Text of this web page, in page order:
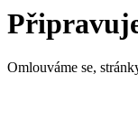
Omlouváme se,